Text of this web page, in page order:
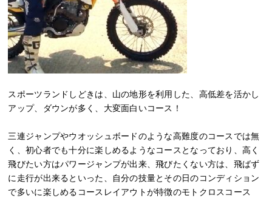
スポーツランドしどきは、山の地形を利用した、高低差を活かし
アップ、ダウンが多く、大変面白いコース！
三連ジャンプやウオッシュボードのような高難度のコースでは無
く、初心者でも十分に楽しめるようなコースとなっており、高く
飛びたい方はパワージャンプが出来、飛びたくない方は、飛ばず
に走行が出来るといった、自分の技量とその日のコンディション
で多いに楽しめるコースレイアウトが特徴のモトクロスコース